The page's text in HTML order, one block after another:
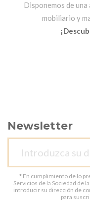
Disponemos de
mobiliario y
Newsletter
* En cumplimiento de lo
Servicios de la Sociedad de
introducir su dirección de
para